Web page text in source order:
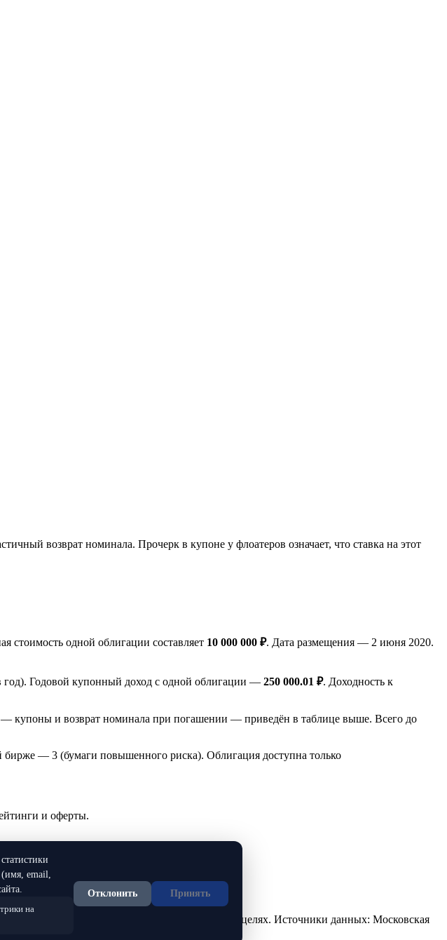
возврат номинала. Прочерк в купоне у флоатеров означает, что ставка на этот
одной облигации составляет 10 000 000 ₽. Дата размещения — 2 июня 2020.
год). Годовой купонный доход с одной облигации — 250 000.01 ₽. Доходность к
купоны и возврат номинала при погашении — приведён в таблице выше. Всего до
бирже — 3 (бумаги повышенного риска). Облигация доступна только
и оферты.
исключительно в ознакомительных целях. Источники данных: Московская
email,
на
Отклонить Принять